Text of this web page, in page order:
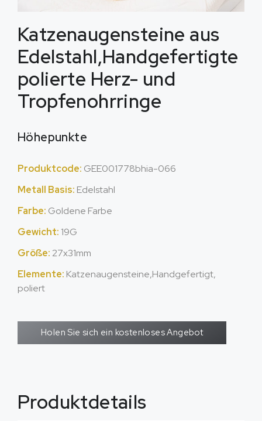
Katzenaugensteine ​​aus
Edelstahl,Handgefertigte
polierte Herz- und
Tropfenohrringe
Höhepunkte
Produktcode: GEE001778bhia-066
Metall Basis: Edelstahl
Farbe: Goldene Farbe
Gewicht: 19G
Größe: 27x31mm
Elemente: Katzenaugensteine,Handgefertigt,
poliert
Holen Sie sich ein kostenloses Angebot
Produktdetails